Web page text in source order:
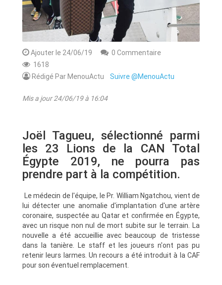
Ajouter le 24/06/19
0 Commentaire
1618
Rédigé Par MenouActu Suivre @MenouActu
Mis a jour 24/06/19 à 16:04
Joël Tagueu, sélectionné parmi
les 23 Lions de la CAN Total
Égypte 2019, ne pourra pas
prendre part à la compétition.
Le médecin de l'équipe, le Pr. William Ngatchou, vient de
lui détecter une anomalie d'implantation d'une artère
coronaire, suspectée au Qatar et confirmée en Égypte,
avec un risque non nul de mort subite sur le terrain. La
nouvelle a été accueillie avec beaucoup de tristesse
dans la tanière. Le staff et les joueurs n'ont pas pu
retenir leurs larmes. Un recours a été introduit à la CAF
pour son éventuel remplacement.